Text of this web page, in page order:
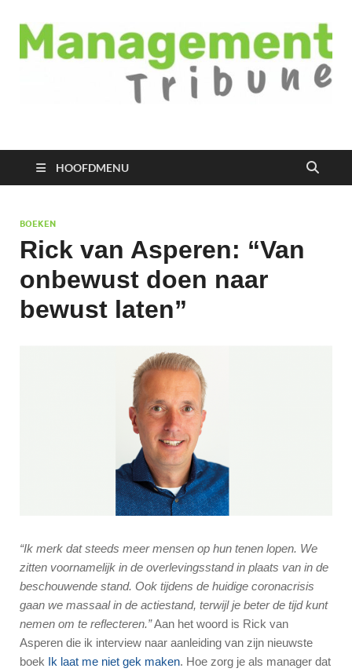
Managementtribune
HOOFDMENU
BOEKEN
Rick van Asperen: “Van
onbewust doen naar
bewust laten”
“Ik merk dat steeds meer mensen op hun tenen lopen. We
zitten voornamelijk in de overlevingsstand in plaats van in de
beschouwende stand. Ook tijdens de huidige coronacrisis
gaan we massaal in de actiestand, terwijl je beter de tijd kunt
nemen om te reflecteren.”Aan het woord is Rick van
Asperen die ik interview naar aanleiding van zijn nieuwste
boek Ik laat me niet gek maken. Hoe zorg je als manager dat